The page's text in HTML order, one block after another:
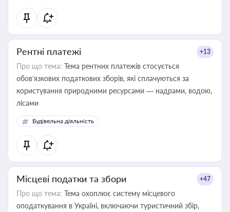
Рентні платежі +13
Про що тема: Тема рентних платежів стосується
обов’язкових податкових зборів, які сплачуються за
користування природними ресурсами — надрами, водою,
лісами
Будівельна діяльність
Місцеві податки та збори +47
Про що тема: Тема охоплює систему місцевого
оподаткування в Україні, включаючи туристичний збір,